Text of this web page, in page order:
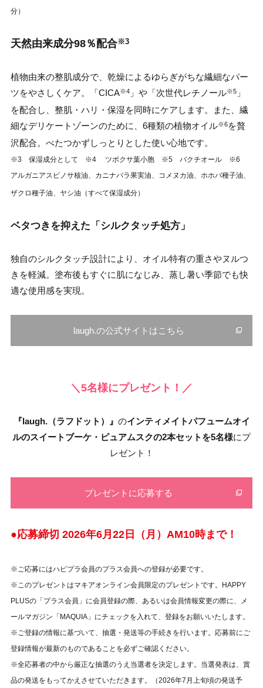
分）
天然由来成分98％配合※3
植物由来の整肌成分で、乾燥によるゆらぎがちな繊細なパー
ツをやさしくケア。「CICA※4 」や「次世代レチノール※5 」
を配合し、整肌・ハリ・保湿を同時にケアします。また、繊
細なデリケートゾーンのために、6種類の植物オイル※6を贅
沢配合。べたつかずしっとりとした使い心地です。
※3 保湿成分として ※4 ツボクサ葉⼩胞 ※5 バクチオール ※6
アルガニアスピノサ核油、カニナバラ果実油、コメヌカ油、ホホバ種子油、
ザクロ種子油、ヤシ油（すべて保湿成分）
ベタつきを抑えた「シルクタッチ処方」
独自のシルクタッチ設計により、オイル特有の重さやヌルつ
きを軽減。塗布後もすぐに肌になじみ、蒸し暑い季節でも快
適な使用感を実現。
laugh.の公式サイトはこちら
＼5名様にプレゼント！／
『laugh.（ラフドット）』 のインティメイトパフュームオイ
ルのスイートブーケ・ピュアムスクの2本セットを5名様にプ
レゼント！
プレゼントに応募する
●応募締切 2026年6月22日（月）AM10時まで！
※ご応募にはハピプラ会員のプラス会員への登録が必要です。
※このプレゼントはマキアオンライン会員限定のプレゼントです。HAPPY
PLUSの「プラス会員」に会員登録の際、あるいは会員情報変更の際に、メ
ールマガジン「MAQUIA」にチェックを入れて、登録をお願いいたします。
※ご登録の情報に基づいて、抽選・発送等の手続きを行います。応募前にご
登録情報が最新のものであることを必ずご確認ください。
※全応募者の中から厳正な抽選のうえ当選者を決定します。当選発表は、賞
品の発送をもってかえさせていただきます。（2026年7月上旬頃の発送予